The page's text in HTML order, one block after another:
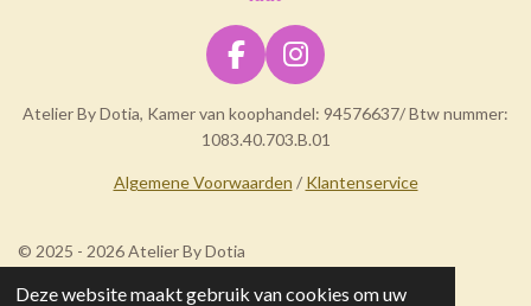
Deze website maakt gebruik van cookies om uw
F
c
e
b
k
I
s
t
a
a
m
Atelier By Dotia, Kamer van koophandel: 94576637/ Btw nummer:
1083.40.703.B.01
Algemene Voorwaarden / Klantenservice
© 2025 - 2026 Atelier By Dotia